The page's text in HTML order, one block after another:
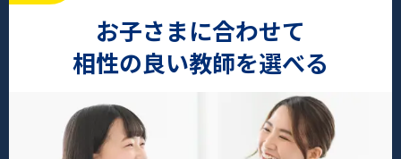
お子さまに合わせて
相性の良い教師を選べる